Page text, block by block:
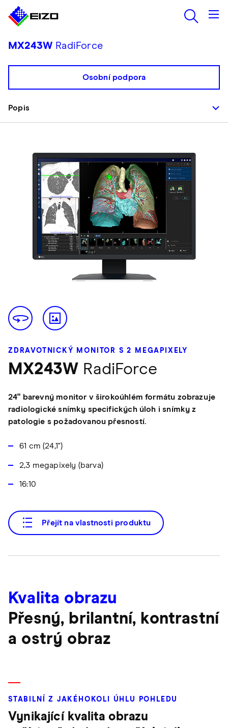
MX243W RadiForce
Popis
Osobní podpora
ZDRAVOTNICKÝ MONITOR S 2 MEGAPIXELY
MX243W RadiForce
24" barevný monitor v širokoúhlém formátu zobrazuje
radiologické snímky specifických úloh i snímky z
patologie s požadovanou přesností.
61 cm (24,1")
2,3 megapixely (barva)
16:10
Přejít na vlastnosti produktu
Kvalita obrazu
Přesný, brilantní, kontrastní
a ostrý obraz
STABILNÍ Z JAKÉHOKOLI ÚHLU POHLEDU
Vynikající kvalita obrazu